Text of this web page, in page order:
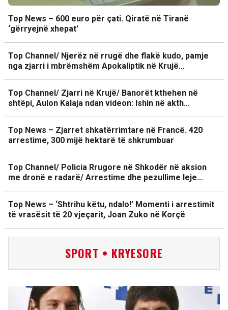
Top News – 600 euro për çati. Qiratë në Tiranë
‘gërryejnë xhepat’
Top Channel/ Njerëz në rrugë dhe flakë kudo, pamje
nga zjarri i mbrëmshëm Apokaliptik në Krujë…
Top Channel/ Zjarri në Krujë/ Banorët kthehen në
shtëpi, Aulon Kalaja ndan videon: Ishin në akth…
Top News – Zjarret shkatërrimtare në Francë. 420
arrestime, 300 mijë hektarë të shkrumbuar
Top Channel/ Policia Rrugore në Shkodër në aksion
me dronë e radarë/ Arrestime dhe pezullime leje…
Top News – ‘Shtrihu këtu, ndalo!’ Momenti i arrestimit
të vrasësit të 20 vjeçarit, Joan Zuko në Korçë
SPORT • KRYESORE